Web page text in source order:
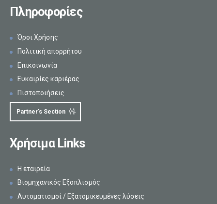
Πληροφορίες
Όροι Χρήσης
Πολιτική απορρήτου
Επικοινωνία
Ευκαιρίες καριέρας
Πιστοποιήσεις
Partner's Section
Χρήσιμα Links
Η εταιρεία
Βιομηχανικός Εξοπλισμός
Αυτοματισμοί / Εξατομικευμένες λύσεις